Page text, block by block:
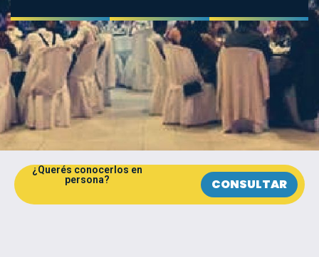
¿Querés conocerlos en
persona?
CONSULTAR